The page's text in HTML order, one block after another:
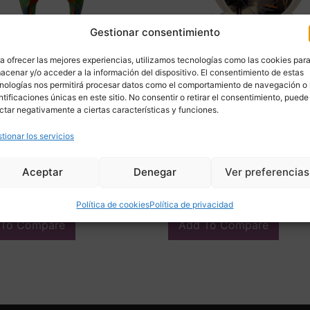
Gestionar consentimiento
ofrecer las mejores experiencias, utilizamos tecnologías como las cookies para
y/o acceder a la información del dispositivo. El consentimiento de estas
nos permitirá procesar datos como el comportamiento de navegación o
únicas en este sitio. No consentir o retirar el consentimiento, puede
negativamente a ciertas características y funciones.
los servicios
Aceptar Denegar Ver preferencias
Política de cookiesPolítica de privacidad
loros guacamayos,
vidrio y epoxi, 70’s –
Compare
Cómoda / Tocador estilo
Add To Compare